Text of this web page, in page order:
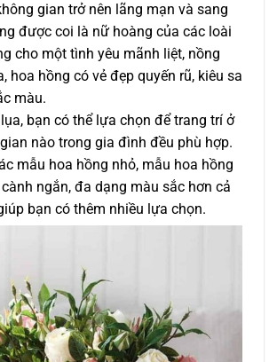
gian trở nên lãng mạn và sang
được coi là nữ hoàng của các loài
cho một tình yêu mãnh liệt, nồng
hoa hồng có vẻ đẹp quyến rũ, kiêu sa
màu.
bạn có thể lựa chọn để trang trí ở
nào trong gia đình đều phù hợp.
mẫu hoa hồng nhỏ, mẫu hoa hồng
ngắn, đa dạng màu sắc hơn cả
bạn có thêm nhiều lựa chọn.